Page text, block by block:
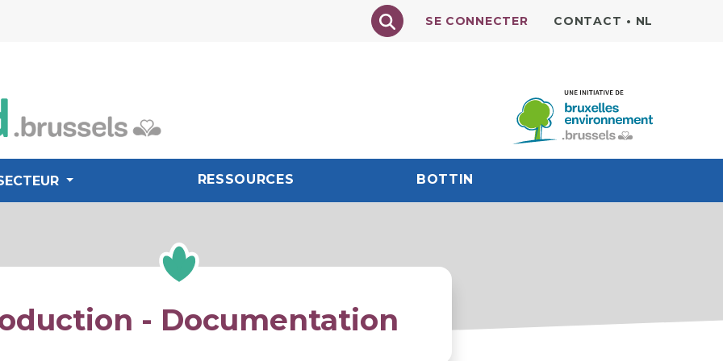
Texte à rechercher
SE CONNECTER CONTACT • NL
RESSOURCES BOTTIN
- Documentation